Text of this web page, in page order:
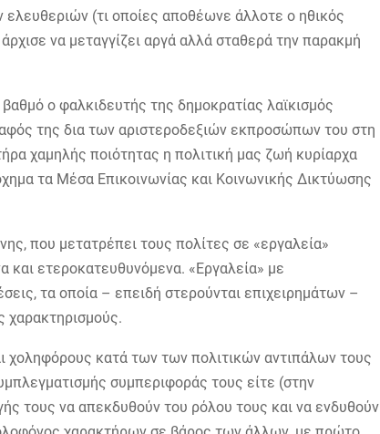
(τι οποίες αποθέωνε άλλοτε ο ηθικός
να μεταγγίζει αργά αλλά σταθερά την παρακμή
ο φαλκιδευτής της δημοκρατίας λαϊκισμός
της δια των αριστεροδεξιών εκπροσώπων του στη
χαμηλής ποιότητας η πολιτική μας ζωή κυρίαρχα
τα Μέσα Επικοινωνίας και Κοινωνικής Δικτύωσης
που μετατρέπει τους πολίτες σε «εργαλεία»
και ετεροκατευθυνόμενα. «Εργαλεία» με
τα οποία – επειδή στερούνται επιχειρημάτων –
χαρακτηρισμούς.
χοληφόρους κατά των των πολιτικών αντιπάλων τους
συμπεριφοράς τους είτε (στην
τους να απεκδυθούν του ρόλου τους και να ενδυθούν